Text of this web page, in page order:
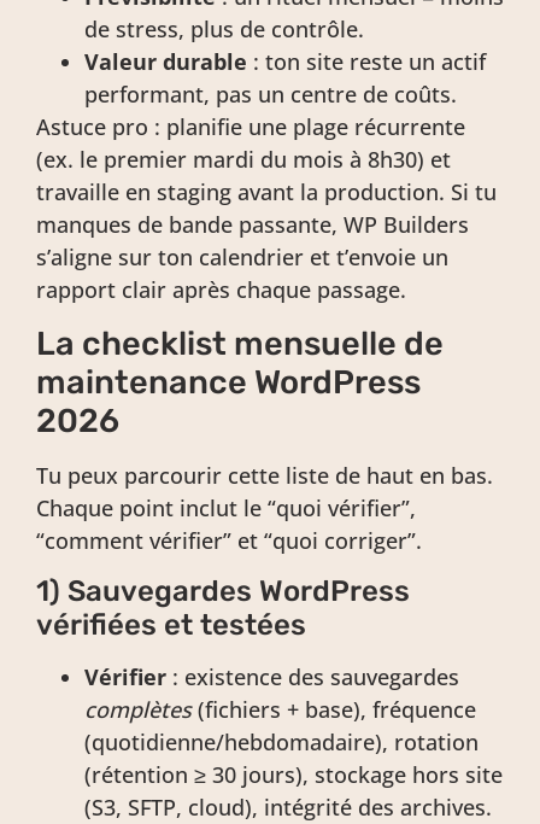
de stress, plus de contrôle.
Valeur durable : ton site reste un actif
performant, pas un centre de coûts.
Astuce pro : planifie une plage récurrente
(ex. le premier mardi du mois à 8h30) et
travaille en staging avant la production. Si tu
manques de bande passante, WP Builders
s’aligne sur ton calendrier et t’envoie un
rapport clair après chaque passage.
La checklist mensuelle de
maintenance WordPress
2026
Tu peux parcourir cette liste de haut en bas.
Chaque point inclut le “quoi vérifier”,
“comment vérifier” et “quoi corriger”.
1) Sauvegardes WordPress
vérifiées et testées
Vérifier : existence des sauvegardes
complètes(fichiers + base), fréquence
(quotidienne/hebdomadaire), rotation
(rétention ≥ 30 jours), stockage hors site
(S3, SFTP, cloud), intégrité des archives.